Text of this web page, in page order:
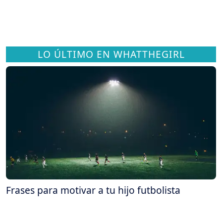
LO ÚLTIMO EN WHATTHEGIRL
Frases para motivar a tu hijo futbolista